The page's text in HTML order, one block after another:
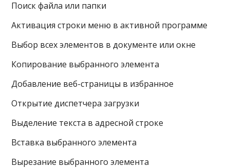
Поиск файла или папки
Активация строки меню в активной программе
Выбор всех элементов в документе или окне
Копирование выбранного элемента
Добавление веб-страницы в избранное
Открытие диспетчера загрузки
Выделение текста в адресной строке
Вставка выбранного элемента
Вырезание выбранного элемента